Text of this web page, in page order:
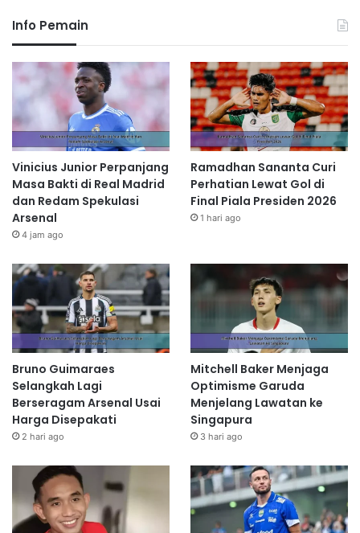
Info Pemain
Vinicius Junior Perpanjang
Masa Bakti di Real Madrid
dan Redam Spekulasi
Arsenal
4 jam ago
Ramadhan Sananta Curi
Perhatian Lewat Gol di
Final Piala Presiden 2026
1 hari ago
Bruno Guimaraes
Selangkah Lagi
Berseragam Arsenal Usai
Harga Disepakati
2 hari ago
Mitchell Baker Menjaga
Optimisme Garuda
Menjelang Lawatan ke
Singapura
3 hari ago